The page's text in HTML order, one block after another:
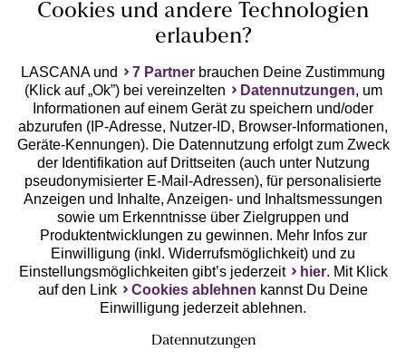
Sich in seiner Haut wohlfühlen – dies beginnt bereits bei
der richtigen Unterwäsche. LASCANA verspricht dir eine
Dessous, in denen Du dich eben nicht nur wohlfühlst,
sondern auch besonders gut aussehen wirst. So auch
im Falle des gesuchten Stringtangas. Dieses Dessous
hat zahlreiche Vorzüge und zählt nicht umsonst zu den
begehrtesten Dessous-Komponenten. Denn ein String
erfüllt viele Funktionen gleichzeitig. Er strahlt
Sinnlichkeit aus, ist äußerst angenehm zu tragen durch
besonders hohen Tragekomfort und auch in puncto
Pflegeleichtigkeit kann dieses Dessous überzeugen. Er
kann dabei auch durchaus einfach praktisch sein: Bei
Hautenger Kleidung, wie einer Jeggings bietet er den
großen Vorteil gegenüber einem klassischenDamen-
, dass er keinen Abdruck hinterlässt. In zahlreichen
Designs und Farben bietet LASCANA so für jeden
Anlass den passenden String. Freue dich auf Strings
Weiße Damen-Strings
Hautfarbene Damen-Strings
Rote Damen-Strings
Lila Damen Strings
Grüne Damen-Strings
Rosa Damenstrings
Graue Damen-Strings
Mehr lesen
Kostenlose Hotline aus allen
deutschen Netzen
0800 - 600 40 30
Cookies und andere Technologien
erlauben?
LASCANA und 7 Partner brauchen Deine Zustimmung
(Klick auf „Ok”) bei vereinzelten
Datennutzungen, um
Informationen auf einem Gerät zu speichern und/oder
abzurufen (IP-Adresse, Nutzer-ID, Browser-Informationen,
Geräte-Kennungen). Die Datennutzung erfolgt zum Zweck
der Identifikation auf Drittseiten (auch unter Nutzung
pseudonymisierter E-Mail-Adressen), für personalisierte
Anzeigen und Inhalte, Anzeigen- und Inhaltsmessungen
sowie um Erkenntnisse über Zielgruppen und
Produktentwicklungen zu gewinnen. Mehr Infos zur
Einwilligung (inkl. Widerrufsmöglichkeit) und zu
Einstellungsmöglichkeiten gibt’s jederzeit
hier. Mit Klick
auf den Link
Cookies ablehnen kannst Du Deine
Einwilligung jederzeit ablehnen.
Datennutzungen